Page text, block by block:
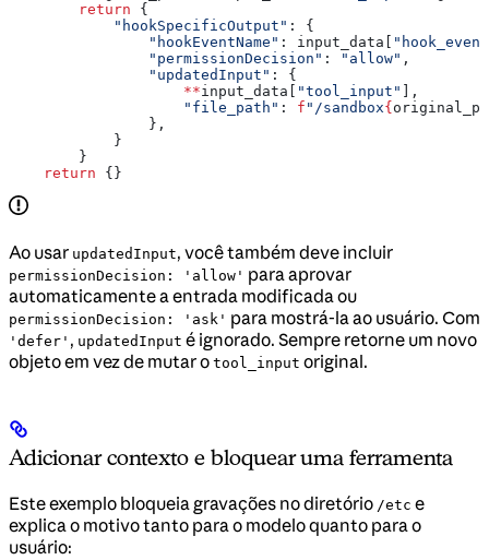
        return
{
            "hookSpecificOutput"
: {
                "hookEventName"
: input_data[
                "permissionDecision"
: "allow" ,
                "updatedInput"
: {
                    **
input_data[ "tool_input" ],
                    "file_path"
: f "/sandbox{
                },
            }
        }
    return
{}
Ao usar updatedInput, você também deve incluir
permissionDecision: 'allow' para aprovar
automaticamente a entrada modificada ou
permissionDecision: 'ask' para mostrá-la ao usuário. Com
'defer' , updatedInput é ignorado. Sempre retorne um novo
objeto em vez de mutar o tool_input original.
Adicionar contexto e bloquear uma ferramenta
Este exemplo bloqueia gravações no diretório /etc e
explica o motivo tanto para o modelo quanto para o
usuário: